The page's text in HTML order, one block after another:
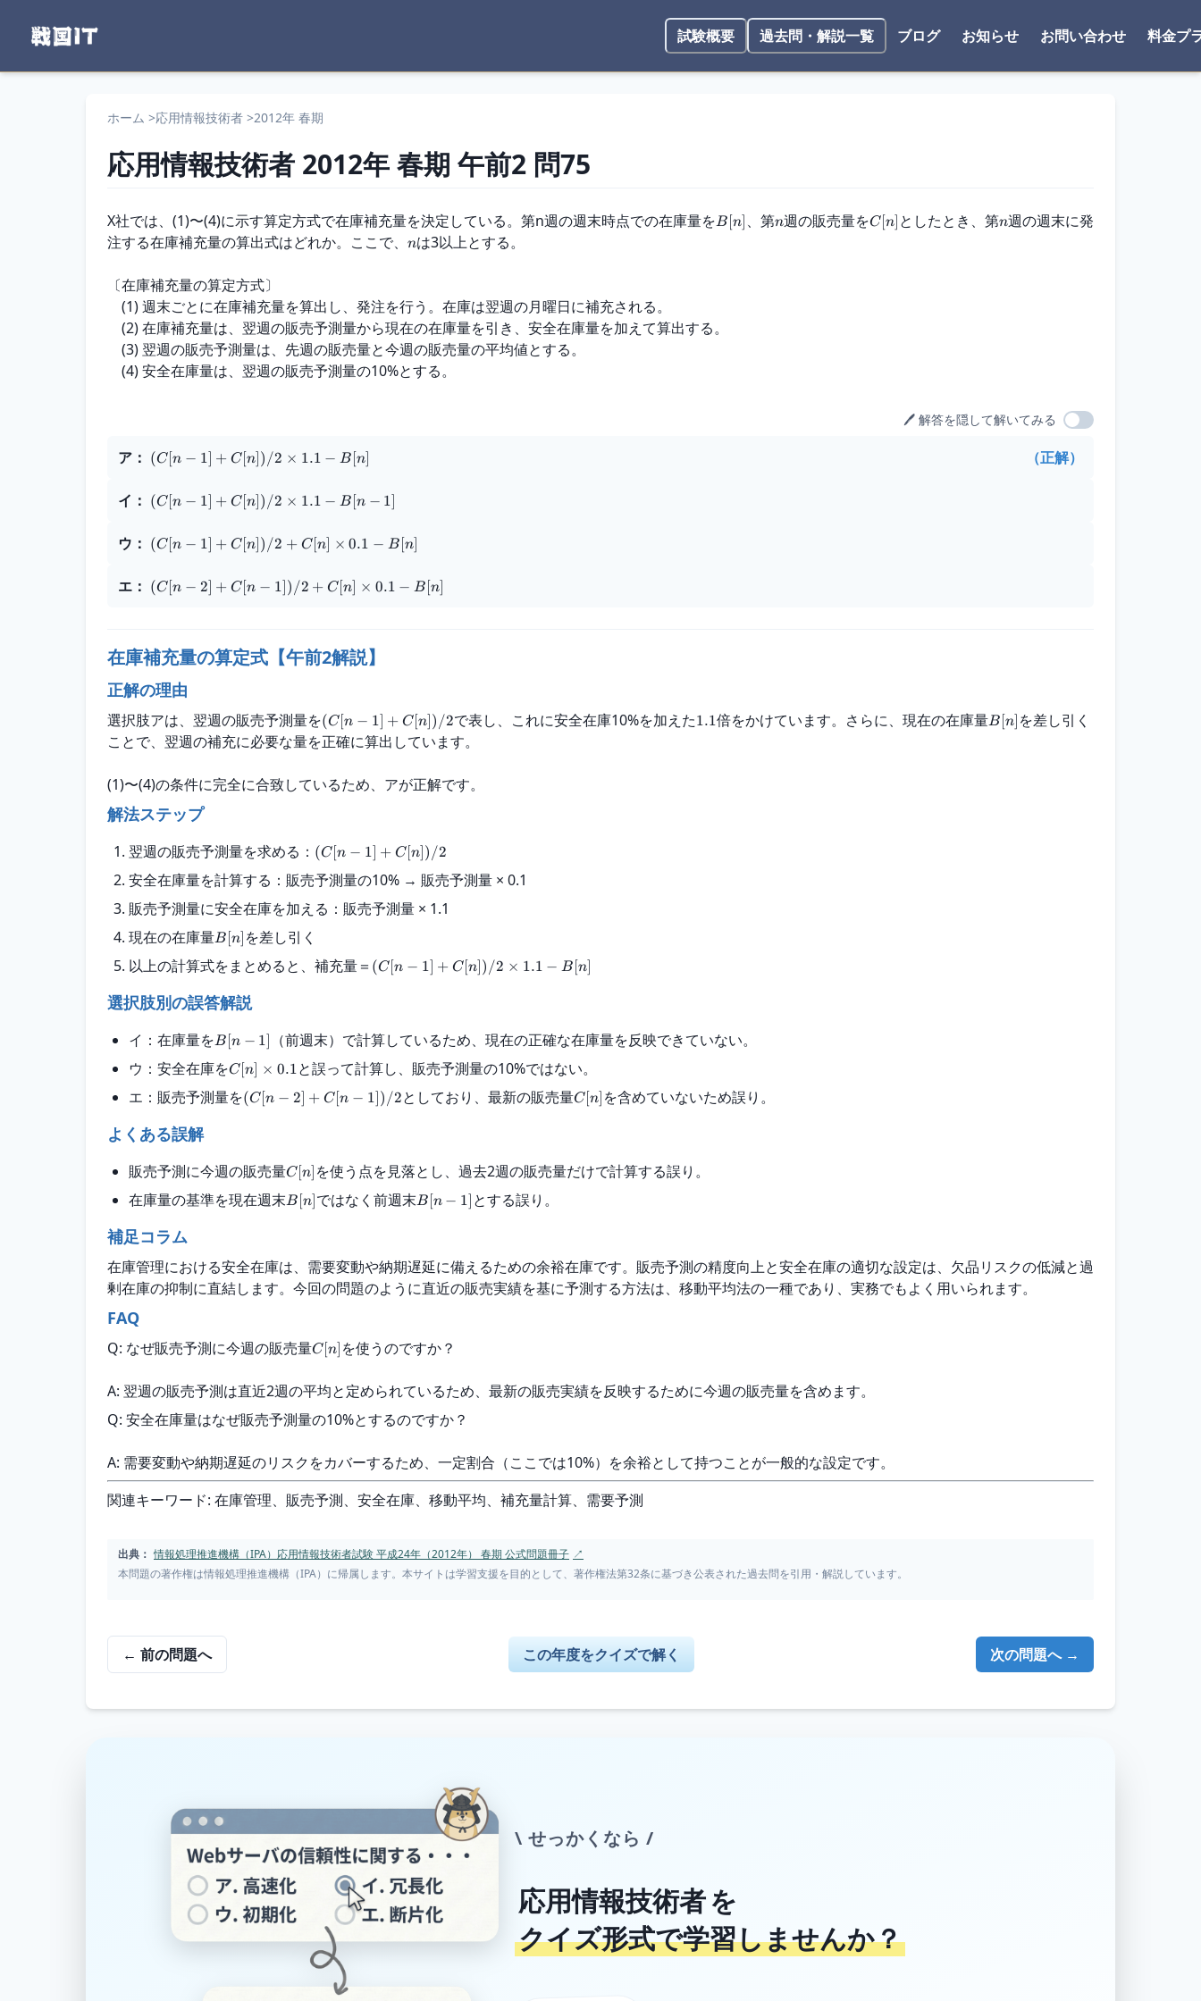
試験概要 過去問・解説一覧 ブログ お知らせ お問い合わせ 料金プ
ホーム >応用情報技術者 >2012年 春期
応用情報技術者 2012年 春期 午前2 問75
問題文
X社では、(1)〜(4)に示す算定方式で在庫補充量を決定している。第n週の週末時点での在庫量をB n] 、第n週の販売量をC [n としたとき、第n週の週末に発
注する在庫補充量の算出式はどれか。ここで、
nは3以上とする。
〔在庫補充量の算定方式〕
(1) 週末ごとに在庫補充量を算出し、発注を行う。在庫は翌週の月曜日に補充される。
(2) 在庫補充量は、翌週の販売予測量から現在の在庫量を引き、安全在庫量を加えて算出する。
(3) 翌週の販売予測量は、先週の販売量と今週の販売量の平均値とする。
(4) 安全在庫量は、翌週の販売予測量の10%とする。
🖊️ 解答を隠して解いてみる
選択肢
ア ： (C [n − 1 + C [n ]) /2 × 1.1 − B n] （正解）
イ ： (C [n − 1 + C [n ]) /2 × 1.1 − B n − 1
ウ ： (C [n − 1 + C [n ]) /2 + C[ n] × 0.1 − B n]
エ ： (C [n − 2 + C [n − 1 ]) /2 + C [n × 0.1 − B [n
在庫補充量の算定式【午前2解説】
正解の理由
選択肢アは、翌週の販売予測量を(C [n − 1 + C [n ]) /2で表し、これに安全在庫10%を加えた1.1倍をかけています。さらに、現在の在庫量B [n を差し引く
ことで、翌週の補充に必要な量を正確に算出しています。
(1)〜(4)の条件に完全に合致しているため、アが正解です。
解法ステップ
翌週の販売予測量を求める： (C [n − 1 + C [n ]) /2
安全在庫量を計算する：販売予測量の10% → 販売予測量 × 0.1
販売予測量に安全在庫を加える：販売予測量 × 1.1
現在の在庫量B n] を差し引く
以上の計算式をまとめると、補充量＝ (C [n − 1 + C [n ]) /2 × 1.1 − B n]
選択肢別の誤答解説
イ：在庫量をB n − 1
（前週末）で計算しているため、現在の正確な在庫量を反映できていない。
ウ：安全在庫をC [n × 0.1と誤って計算し、販売予測量の10%ではない。
エ：販売予測量を(C [n − 2 + C [n − 1 ]) /2としており、最新の販売量C[ n] を含めていないため誤り。
よくある誤解
販売予測に今週の販売量C [n を使う点を見落とし、過去2週の販売量だけで計算する誤り。
在庫量の基準を現在週末B n] ではなく前週末B n − 1 とする誤り。
補足コラム
在庫管理における安全在庫は、需要変動や納期遅延に備えるための余裕在庫です。販売予測の精度向上と安全在庫の適切な設定は、欠品リスクの低減と過
剰在庫の抑制に直結します。今回の問題のように直近の販売実績を基に予測する方法は、移動平均法の一種であり、実務でもよく用いられます。
FAQ
Q: なぜ販売予測に今週の販売量C [n を使うのですか？
A: 翌週の販売予測は直近2週の平均と定められているため、最新の販売実績を反映するために今週の販売量を含めます。
Q: 安全在庫量はなぜ販売予測量の10%とするのですか？
A: 需要変動や納期遅延のリスクをカバーするため、一定割合（ここでは10%）を余裕として持つことが一般的な設定です。
関連キーワード: 在庫管理、販売予測、安全在庫、移動平均、補充量計算、需要予測
出典： 情報処理推進機構（IPA）応用情報技術者試験 平成24年（2012年） 春期 公式問題冊子 ↗
本問題の著作権は情報処理推進機構（IPA）に帰属します。本サイトは学習支援を目的として、著作権法第32条に基づき公表された過去問を引用・解説しています。
← 前の問題へ この年度をクイズで解く 次の問題へ →
\ せっかくなら /
応用情報技術者を
クイズ形式で学習しませんか？